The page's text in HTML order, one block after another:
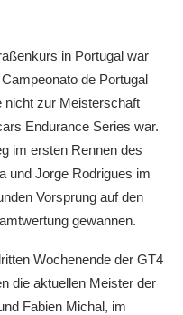
in Portugal war
de Portugal
nicht zur Meisterschaft
Endurance Series war.
im ersten Rennen des
und Jorge Rodrigues im
Vorsprung auf den
gewannen.
Wochenende der GT4
die aktuellen Meister der
Fabien Michal, im